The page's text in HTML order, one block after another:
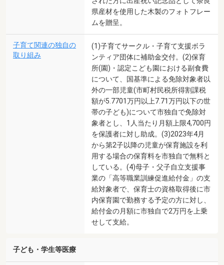
県産材を使用した木製のフォトフレー
ムを贈呈。
子育て関連の独自の
取り組み
(1)子育てサークル・子育て支援ボラ
ンティア団体に補助金交付。(2)保育
所(園)・認定こども園における副食費
について、国基準による免除対象者以
外の一部児童(市町村民税所得割課税
額が5.7701万円以上7.71万円以下の世
帯の子ども)について市独自で免除対
象者とし、1人当たり月額上限4,700円
を保護者に対し助成。(3)2023年4月
から第2子以降の児童が保育施設を利
用する場合の保育料を市独自で無料と
している。(4)母子・父子自立支援事
業の「高等職業訓練促進給付金」の支
給対象者で、保育士の資格取得後に市
内保育園で勤務する予定の方に対し、
給付金の月額に市独自で2万円を上乗
せして支給。
子ども・学生等医療